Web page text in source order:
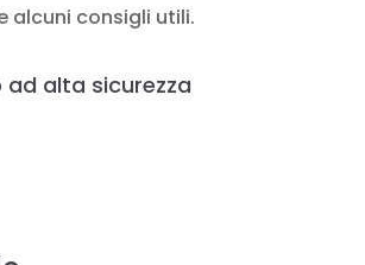
alcuni consigli utili.
alta sicurezza